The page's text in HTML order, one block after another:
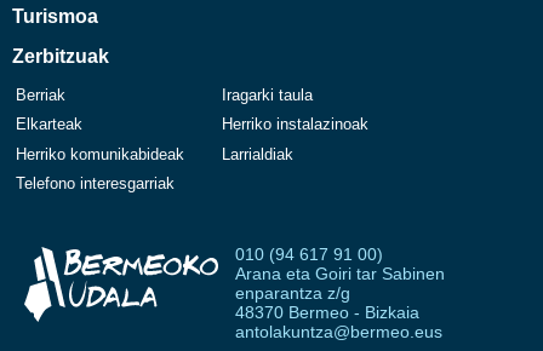
Turismoa
Zerbitzuak
Berriak
Iragarki taula
Elkarteak
Herriko instalazinoak
Herriko komunikabideak
Larrialdiak
Telefono interesgarriak
010 (94 617 91 00)
Arana eta Goiri tar Sabinen
enparantza z/g
48370 Bermeo - Bizkaia
antolakuntza@bermeo.eus